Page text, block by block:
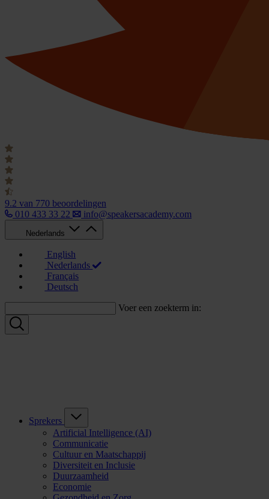
9.2 van 770 beoordelingen
010 433 33 22
info@speakersacademy.com
Nederlands
English
Nederlands
Français
Deutsch
Voer een zoekterm in:
Sprekers
Artificial Intelligence (AI)
Communicatie
Cultuur en Maatschappij
Diversiteit en Inclusie
Duurzaamheid
Economie